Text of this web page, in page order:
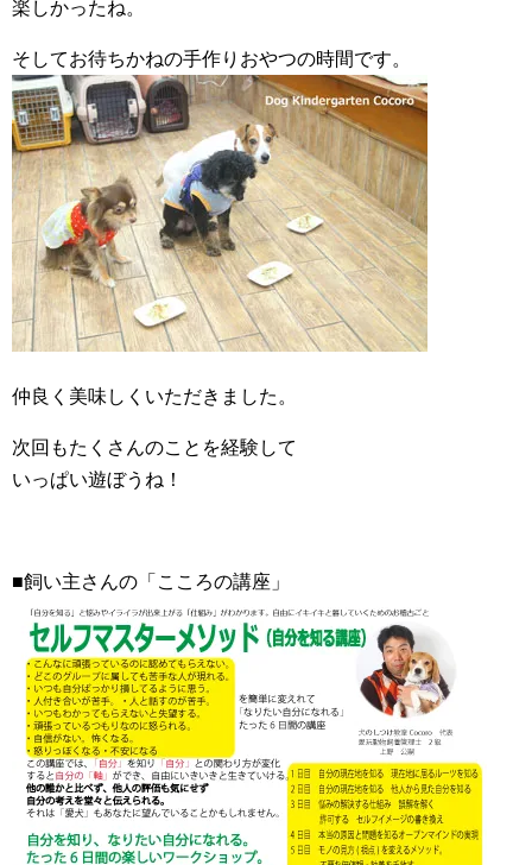
楽しかったね。
そしてお待ちかねの手作りおやつの時間です。
仲良く美味しくいただきました。
次回もたくさんのことを経験して
いっぱい遊ぼうね！
■飼い主さんの「こころの講座」